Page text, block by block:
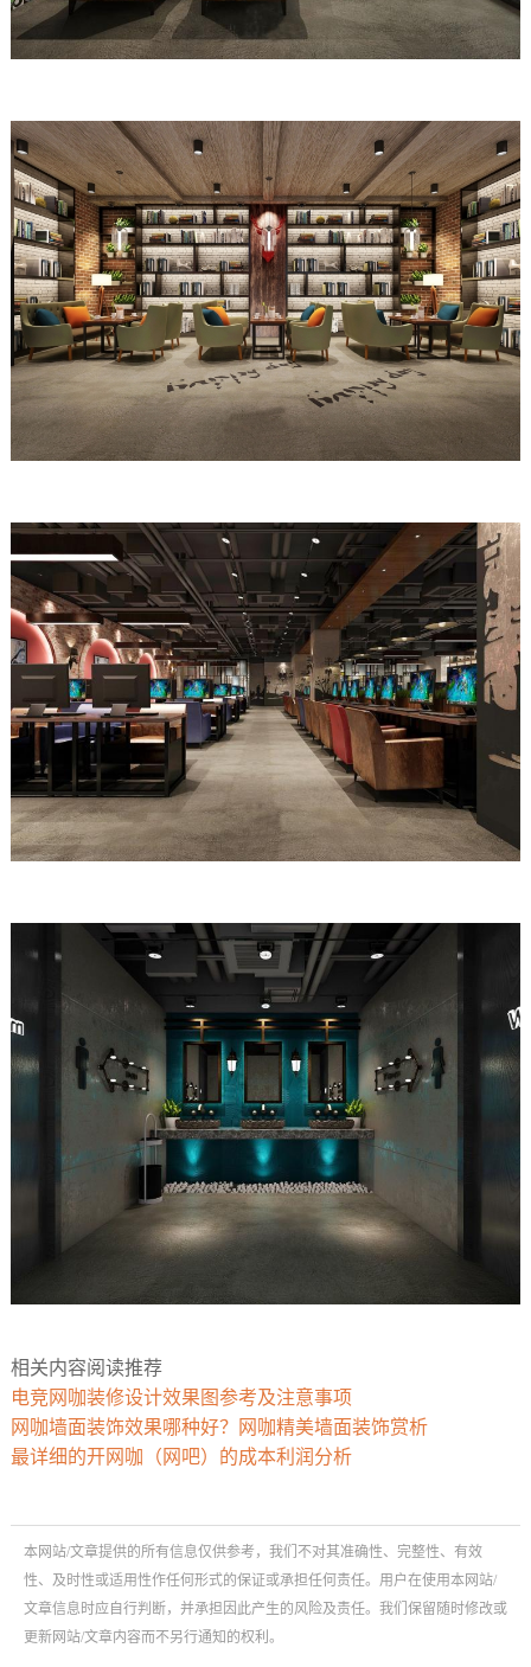
相关内容阅读推荐
电竞网咖装修设计效果图参考及注意事项
网咖墙面装饰效果哪种好？网咖精美墙面装饰赏析
最详细的开网咖（网吧）的成本利润分析
本网站/文章提供的所有信息仅供参考，我们不对其准确性、完整性、有效
性、及时性或适用性作任何形式的保证或承担任何责任。用户在使用本网站/
文章信息时应自行判断，并承担因此产生的风险及责任。我们保留随时修改或
更新网站/文章内容而不另行通知的权利。